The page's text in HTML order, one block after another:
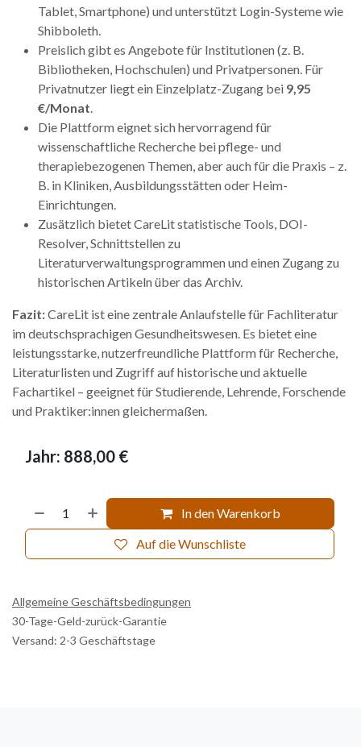
Tablet, Smartphone) und unterstützt Login-Systeme wie
Shibboleth.
Preislich gibt es Angebote für Institutionen (z. B.
Bibliotheken, Hochschulen) und Privatpersonen. Für
Privatnutzer liegt ein Einzelplatz-Zugang bei 9,95
€/Monat
Die Plattform eignet sich hervorragend für
wissenschaftliche Recherche bei pflege- und
therapiebezogenen Themen, aber auch für die Praxis – z.
B. in Kliniken, Ausbildungsstätten oder Heim-
Einrichtungen.
Zusätzlich bietet CareLit statistische Tools, DOI-
Resolver, Schnittstellen zu
Literaturverwaltungsprogrammen und einen Zugang zu
historischen Artikeln über das Archiv.
Fazit:CareLit ist eine zentrale Anlaufstelle für Fachliteratur
im deutschsprachigen Gesundheitswesen. Es bietet eine
leistungsstarke, nutzerfreundliche Plattform für Recherche,
Literaturlisten und Zugriff auf historische und aktuelle
Fachartikel – geeignet für Studierende, Lehrende, Forschende
und Praktiker:innen gleichermaßen.
In den Warenkorb
Auf die Wunschliste
Jahr: 888,00 €
Allgemeine Geschäftsbedingungen
30-Tage-Geld-zurück-Garantie
Versand: 2-3 Geschäftstage